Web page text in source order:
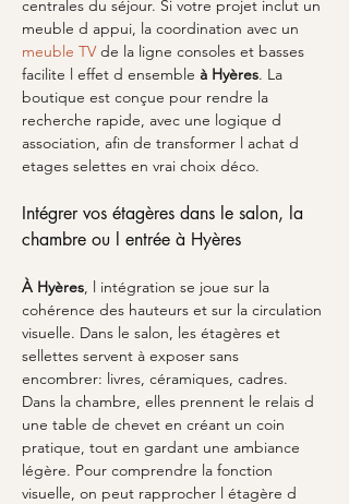
centrales du séjour. Si votre projet inclut un
meuble d appui, la coordination avec un
meuble TV de la ligne consoles et basses
facilite l effet d ensemble à Hyères. La
boutique est conçue pour rendre la
recherche rapide, avec une logique d
association, afin de transformer l achat d
etages selettes en vrai choix déco.
Intégrer vos étagères dans le salon, la
chambre ou l entrée à Hyères
À Hyères, l intégration se joue sur la
cohérence des hauteurs et sur la circulation
visuelle. Dans le salon, les étagères et
sellettes servent à exposer sans
encombrer: livres, céramiques, cadres.
Dans la chambre, elles prennent le relais d
une table de chevet en créant un coin
pratique, tout en gardant une ambiance
légère. Pour comprendre la fonction
visuelle, on peut rapprocher l étagère d